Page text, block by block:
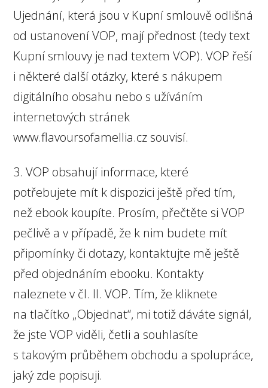
Ujednání, která jsou v Kupní smlouvě odlišná
od ustanovení VOP, mají přednost (tedy text
Kupní smlouvy je nad textem VOP). VOP řeší
i některé další otázky, které s nákupem
digitálního obsahu nebo s užíváním
internetových stránek
www.flavoursofamellia.cz souvisí.
3. VOP obsahují informace, které
potřebujete mít k dispozici ještě před tím,
než ebook koupíte. Prosím, přečtěte si VOP
pečlivě a v případě, že k nim budete mít
připomínky či dotazy, kontaktujte mě ještě
před objednáním ebooku. Kontakty
naleznete v čl. II. VOP. Tím, že kliknete
na tlačítko „Objednat“, mi totiž dáváte signál,
že jste VOP viděli, četli a souhlasíte
s takovým průběhem obchodu a spolupráce,
jaký zde popisuji.